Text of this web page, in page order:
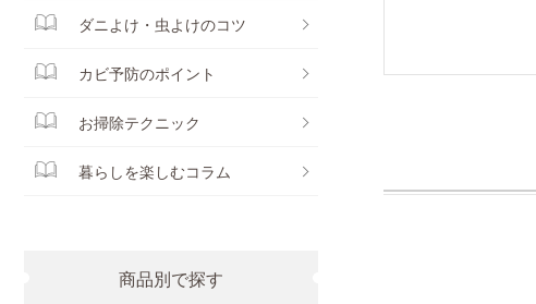
ダニよけ・虫よけのコツ
カビ予防のポイント
お掃除テクニック
暮らしを楽しむコラム
商品別で探す